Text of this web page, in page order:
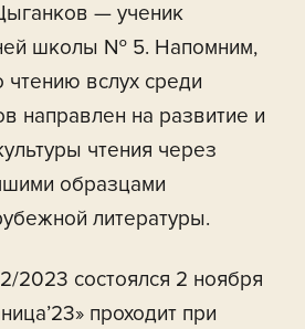
— ученик
школы № 5. Напомним,
чтению вслух среди
направлен на развитие и
чтения через
образцами
литературы.
2023 состоялся 2 ноября
проходит при